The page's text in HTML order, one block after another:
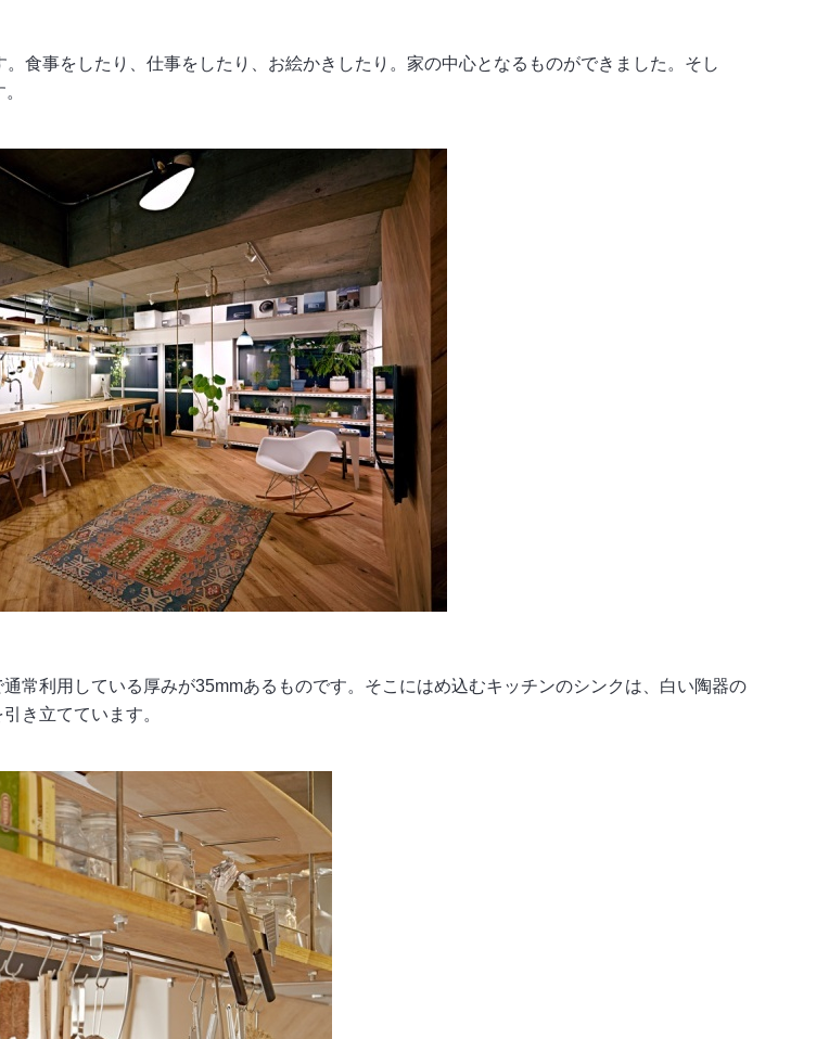
食事をしたり、仕事をしたり、お絵かきしたり。家の中心となるものができました。そし
常利用している厚みが35mmあるものです。そこにはめ込むキッチンのシンクは、白い陶器の
き立てています。